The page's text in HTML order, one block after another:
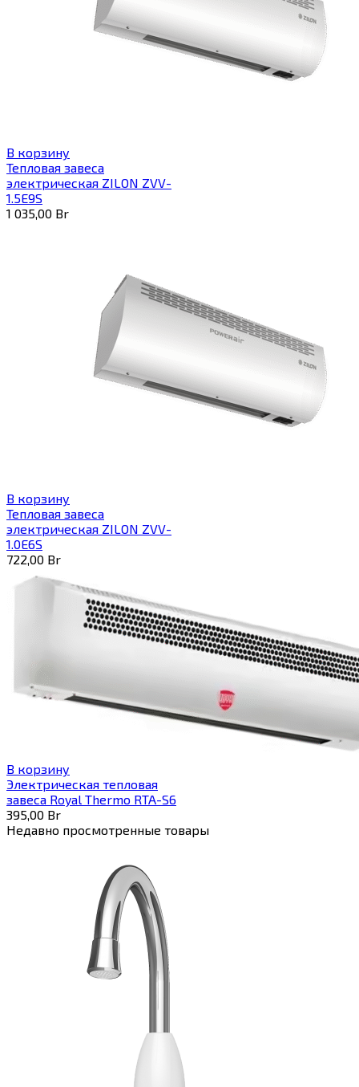
В корзину
Тепловая завеса
электрическая ZILON ZVV-
1.5E9S
1 035,00 Br
В корзину
Тепловая завеса
электрическая ZILON ZVV-
1.0E6S
722,00 Br
В корзину
Электрическая тепловая
завеса Royal Thermo RTA-S6
395,00 Br
Недавно просмотренные товары